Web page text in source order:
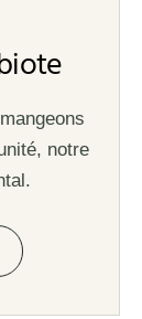
notre